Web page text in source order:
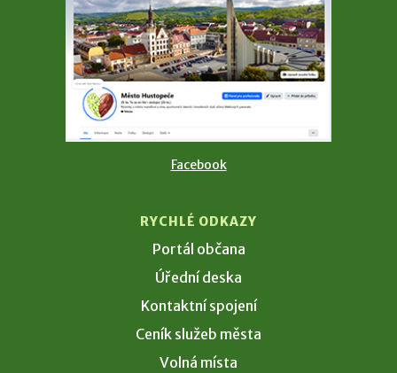
Facebook
RYCHLÉ ODKAZY
Portál občana
Úřední deska
Kontaktní spojení
Ceník služeb města
Volná místa